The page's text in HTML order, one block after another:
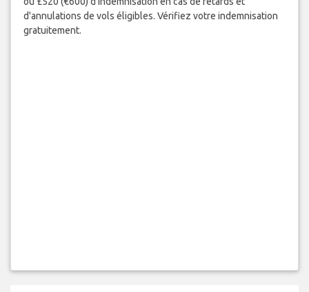
d'annulations de vols éligibles. Vérifiez votre indemnisation
gratuitement.